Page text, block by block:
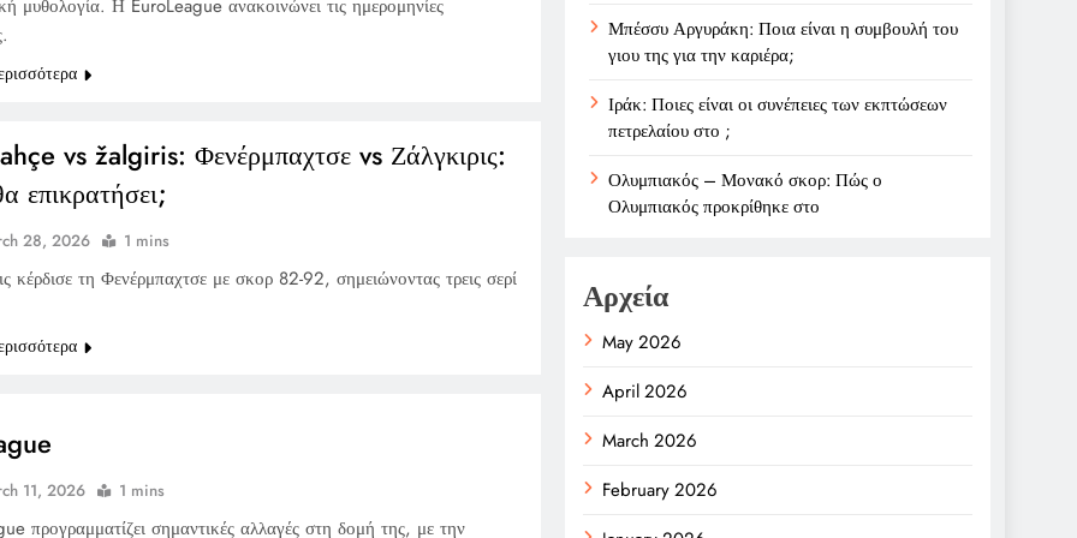
μυθολογία. Η EuroLeague ανακοινώνει τις ημερομηνίες
vs žalgiris: Φενέρμπαχτσε vs Ζάλγκιρις:
επικρατήσει;
28, 2026 1 mins
κέρδισε τη Φενέρμπαχτσε με σκορ 82-92, σημειώνοντας τρεις σερί
11, 2026 1 mins
προγραμματίζει σημαντικές αλλαγές στη δομή της, με την
Μπέσσυ Αργυράκη: Ποια είναι η συμβουλή του
γιου της για την καριέρα;
Ιράκ: Ποιες είναι οι συνέπειες των εκπτώσεων
πετρελαίου στο ;
Ολυμπιακός – Μονακό σκορ: Πώς ο
Ολυμπιακός προκρίθηκε στο
Αρχεία
May 2026
April 2026
March 2026
February 2026